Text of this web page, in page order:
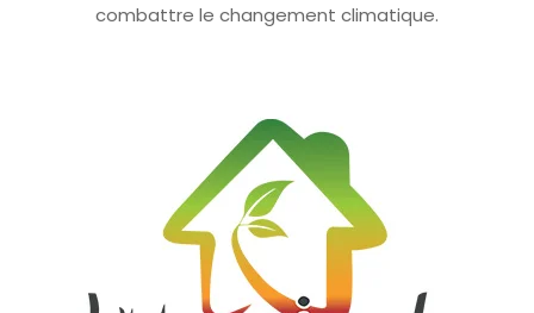
combattre le changement climatique.